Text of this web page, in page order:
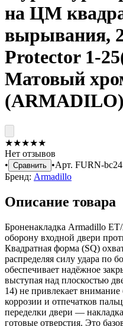
на ЦМ
вырывания,
Protector 1-
Матовый
(ARMADILO)
★★★★★
Нет отзывов
• Сравнить •Арт. FURN-
Бренд: Armadillo
Описание товара
Броненакладка Armadillo
оборону входной двери
Квадратная форма (SQ)
распределяя силу удара по
обеспечивает надёжное
выступая над плоскостью
14) не привлекает
коррозии и отпечатков
переделки двери —
готовые отверстия. Это